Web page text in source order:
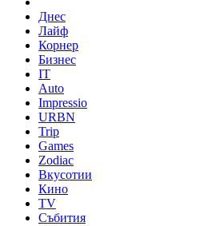
Днес
Лайф
Корнер
Бизнес
IT
Auto
Impressio
URBN
Trip
Games
Zodiac
Вкусотии
Кино
TV
Събития